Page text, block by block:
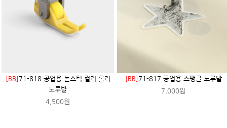
[BB] 71-818 공업용 논스틱 컬러 롤러
노루발
4,500원
[BB] 71-817 공업용 스팽글 노루발
7,000원